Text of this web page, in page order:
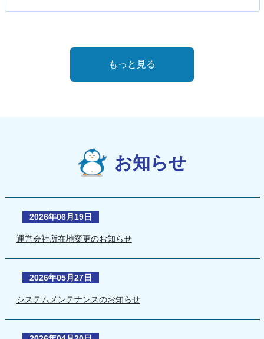
もっと見る
お知らせ
2026年06月19日
運営会社所在地変更のお知らせ
2026年05月27日
システムメンテナンスのお知らせ